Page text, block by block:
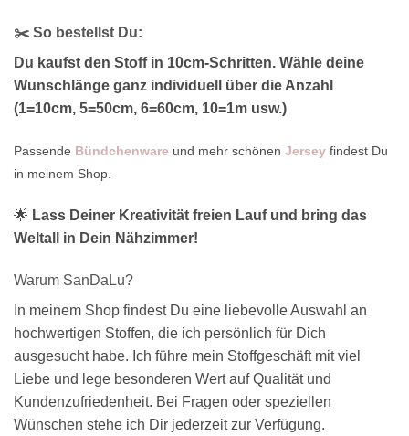
✂️ So bestellst Du:
Du kaufst den Stoff in 10cm-Schritten. Wähle deine
Wunschlänge ganz individuell über die Anzahl
(1=10cm, 5=50cm, 6=60cm, 10=1m usw.)
Passende Bündchenware und mehr schönen Jersey findest Du
in meinem Shop.
🌟 Lass Deiner Kreativität freien Lauf und bring das
Weltall in Dein Nähzimmer!
Warum SanDaLu?
In meinem Shop findest Du eine liebevolle Auswahl an
hochwertigen Stoffen, die ich persönlich für Dich
ausgesucht habe. Ich führe mein Stoffgeschäft mit viel
Liebe und lege besonderen Wert auf Qualität und
Kundenzufriedenheit. Bei Fragen oder speziellen
Wünschen stehe ich Dir jederzeit zur Verfügung.